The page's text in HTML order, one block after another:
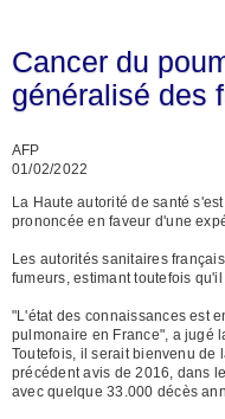
Cancer du
généralisé des
AFP
01/02/2022
La Haute autorité de santé
prononcée en faveur d'une
Les autorités sanitaires
fumeurs, estimant toutefois
"L'état des connaissances est
pulmonaire en France", a jugé
Toutefois, il serait bienvenu de
précédent avis de 2016, dans
avec quelque 33.000 décès